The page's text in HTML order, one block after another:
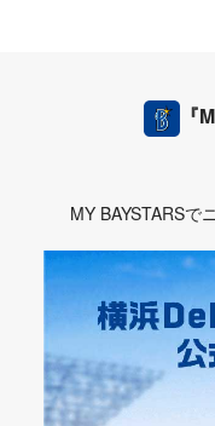
『
MY BAYSTARSで